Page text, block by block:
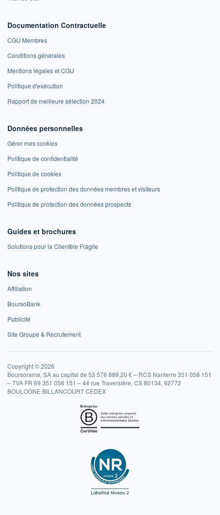
Documentation Contractuelle
CGU Membres
Conditions générales
Mentions légales et CGU
Politique d'exécution
Rapport de meilleure sélection 2024
Données personnelles
Gérer mes cookies
Politique de confidentialité
Politique de cookies
Politique de protection des données membres et visiteurs
Politique de protection des données prospects
Guides et brochures
Solutions pour la Clientèle Fragile
Nos sites
Affiliation
BoursoBank
Publicité
Site Groupe & Recrutement
Copyright © 2026
Boursorama, SA au capital de 53 576 889,20 € – RCS Nanterre 351 058 151
– TVA FR 69 351 058 151 – 44 rue Traversière, CS 80134, 92772
BOULOGNE BILLANCOURT CEDEX